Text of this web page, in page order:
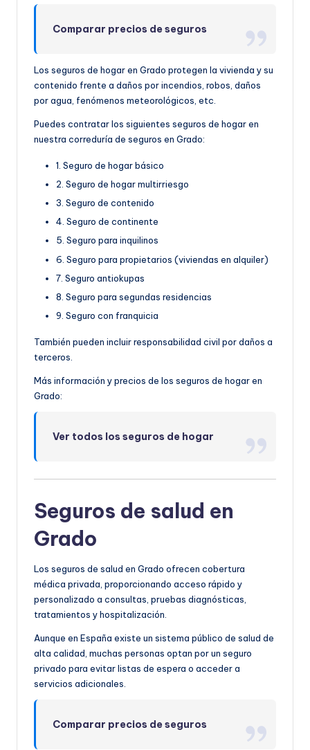
Comparar precios de seguros
Los seguros de hogar en Grado protegen la vivienda y su
contenido frente a daños por incendios, robos, daños
por agua, fenómenos meteorológicos, etc.
Puedes contratar los siguientes seguros de hogar en
nuestra correduría de seguros en Grado:
1. Seguro de hogar básico
2. Seguro de hogar multirriesgo
3. Seguro de contenido
4. Seguro de continente
5. Seguro para inquilinos
6. Seguro para propietarios (viviendas en alquiler)
7. Seguro antiokupas
8. Seguro para segundas residencias
9. Seguro con franquicia
También pueden incluir responsabilidad civil por daños a
terceros.
Más información y precios de los seguros de hogar en
Grado:
Ver todos los seguros de hogar
Seguros de salud en
Grado
Los seguros de salud en Grado ofrecen cobertura
médica privada, proporcionando acceso rápido y
personalizado a consultas, pruebas diagnósticas,
tratamientos y hospitalización.
Aunque en España existe un sistema público de salud de
alta calidad, muchas personas optan por un seguro
privado para evitar listas de espera o acceder a
servicios adicionales.
Comparar precios de seguros